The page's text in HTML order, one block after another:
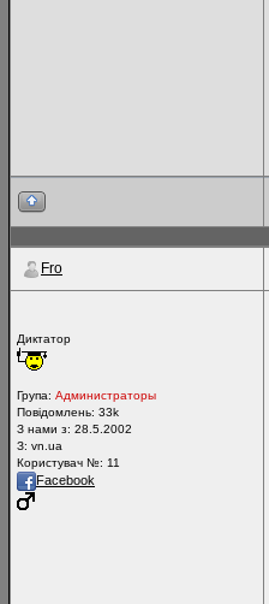
Fro
Диктатор
Група: Администраторы
Повідомлень: 33k
З нами з: 28.5.2002
З: vn.ua
Користувач №: 11
Facebook